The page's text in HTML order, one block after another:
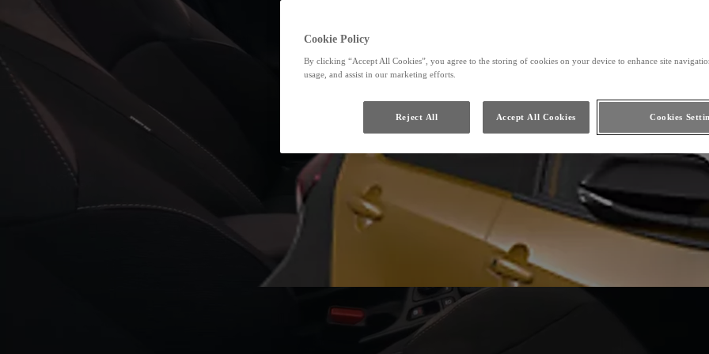
Cookie Policy
By clicking “Accept All Cookies”, you agree to the storing of cookies on your device to enhance site
usage, and assist in our marketing efforts.
Cookies
Reject All Accept All Cookies